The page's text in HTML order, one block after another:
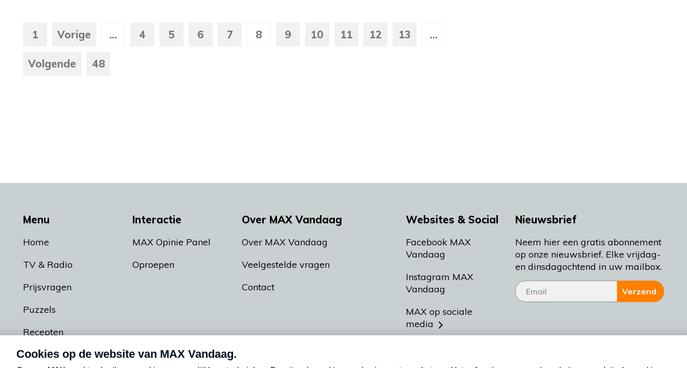
1 Vorige ... 4 5 6 7 8 9 10 11 12 13 ...
Volgende 48
Menu
Home
TV & Radio
Prijsvragen
Puzzels
Recepten
Podcasts
Interactie
MAX Opinie Panel
Oproepen
Over MAX Vandaag
Over MAX Vandaag
Veelgestelde vragen
Contact
Websites & Social
Facebook MAX
Vandaag
Instagram MAX
Vandaag
MAX op sociale
media
Nieuwsbrief
Neem hier een gratis abonnement
op onze nieuwsbrief. Elke vrijdag-
en dinsdagochtend in uw mailbox.
Verzend